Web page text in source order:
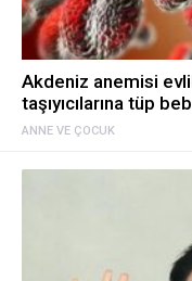
ANNE VE ÇOCUK
Akdeniz anemisi
taşıyıcılarına tüp